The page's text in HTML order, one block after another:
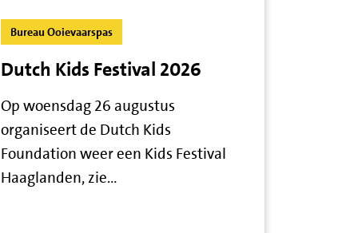
Bureau Ooievaarspas
Dutch Kids Festival 2026
Op woensdag 26 augustus
organiseert de Dutch Kids
Foundation weer een Kids Festival
Haaglanden, zie…